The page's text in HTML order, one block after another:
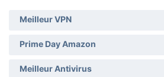
Meilleur VPN
Prime Day Amazon
Meilleur Antivirus